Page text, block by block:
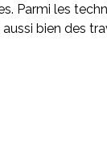
Parmi les
bien des